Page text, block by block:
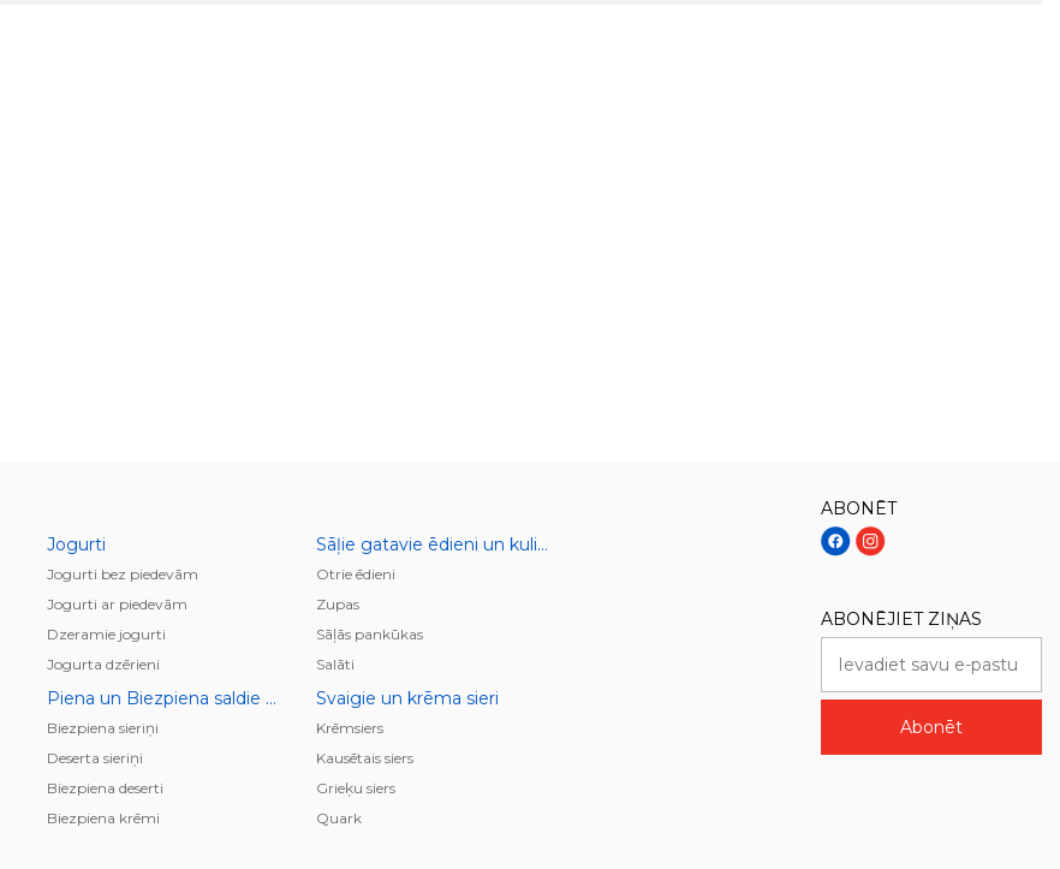
Jogurti
Jogurti bez piedevām
Jogurti ar piedevām
Dzeramie jogurti
Jogurta dzērieni
Sāļie gatavie ēdieni un kulinārija
Otrie ēdieni
Zupas
Sāļās pankūkas
Salāti
Piena un Biezpiena saldie krēmi, deserti, pudiņi
Biezpiena sieriņi
Deserta sieriņi
Biezpiena deserti
Biezpiena krēmi
Svaigie un krēma sieri
Krēmsiers
Kausētais siers
Grieķu siers
Quark
ABONĒT
ABONĒJIET ZIŅAS
Abonēt